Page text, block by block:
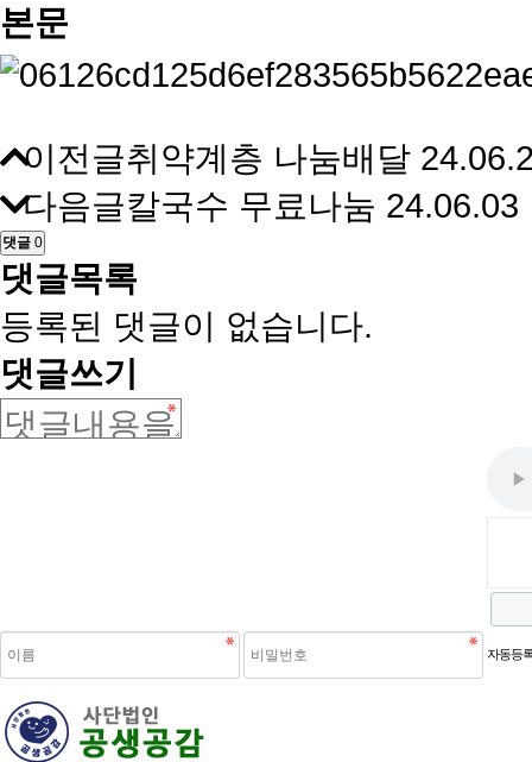
본문
이전글취약계층 나눔배달
다음글칼국수 무료나눔 24.06.03
댓글 0
댓글목록
등록된 댓글이 없습니다.
댓글쓰기
자동등